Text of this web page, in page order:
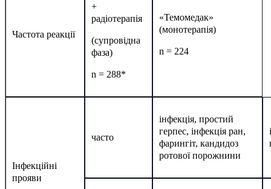
Частота реакції
+
радіотерапія
(супровідна
фаза)
n = 288*
«Темомедак»
(монотерапія)
n = 224
Інфекційні
прояви
часто
інфекція, простий
герпес, інфекція ран,
фарингіт, кандидоз
ротової порожнини